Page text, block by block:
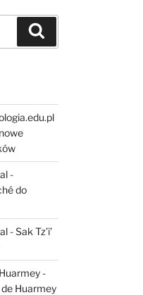
-
do
-Sak Tz’i’
-
Huarmey